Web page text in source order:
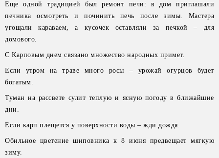
Еще одной традицией был ремонт печи: в дом приглашали
печника осмотреть и починить печь после зимы. Мастера
угощали караваем, а кусочек оставляли за печкой – для
домового.
С Карповым днем связано множество народных примет.
Если утром на траве много росы – урожай огурцов будет
богатым.
Туман на рассвете сулит теплую и ясную погоду в ближайшие
дни.
Если карп плещется у поверхности воды – жди дождя.
Обильное цветение шиповника к 8 июня предвещает мягкую
зиму.